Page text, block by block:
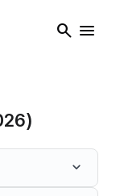
search menu
keyboard_arrow_down